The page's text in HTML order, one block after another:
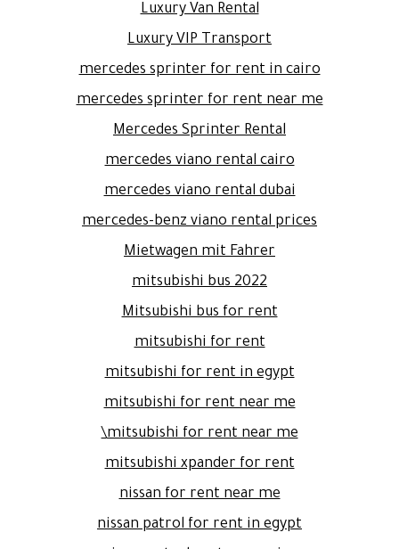
Luxury Van Rental
Luxury VIP Transport
mercedes sprinter for rent in cairo
mercedes sprinter for rent near me
Mercedes Sprinter Rental
mercedes viano rental cairo
mercedes viano rental dubai
mercedes-benz viano rental prices
Mietwagen mit Fahrer
mitsubishi bus 2022
Mitsubishi bus for rent
mitsubishi for rent
mitsubishi for rent in egypt
mitsubishi for rent near me
mitsubishi for rent near me\
mitsubishi xpander for rent
nissan for rent near me
nissan patrol for rent in egypt